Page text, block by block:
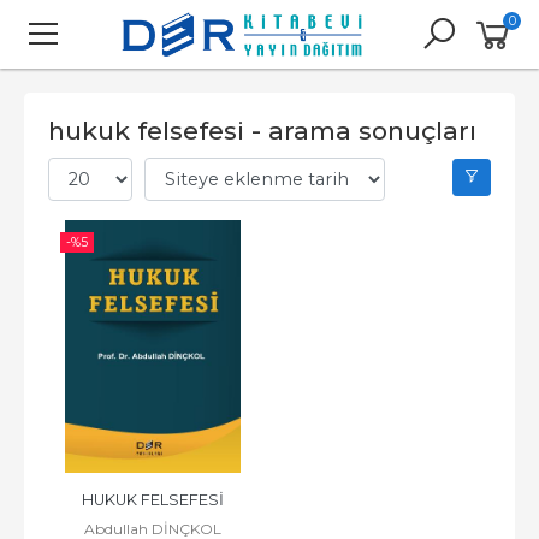
0
hukuk felsefesi - arama sonuçları
-%5
HUKUK FELSEFESİ
Abdullah DİNÇKOL